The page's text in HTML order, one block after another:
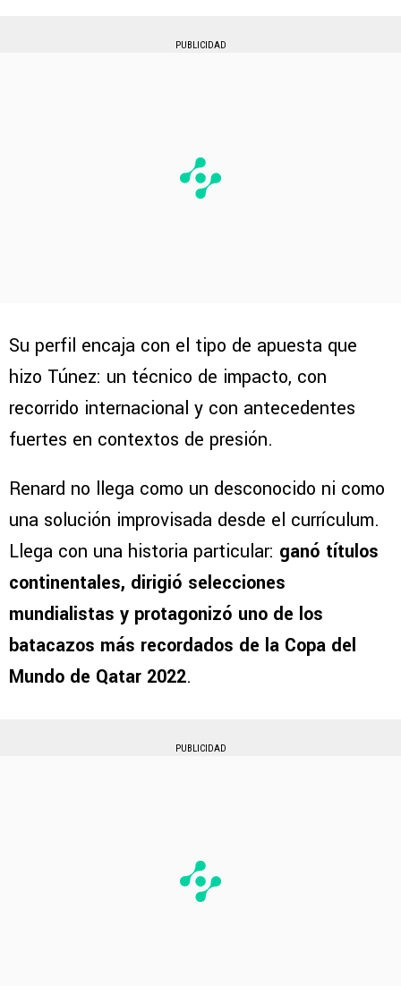
PUBLICIDAD
Su perfil encaja con el tipo de apuesta que
hizo Túnez: un técnico de impacto, con
recorrido internacional y con antecedentes
fuertes en contextos de presión.
Renard no llega como un desconocido ni como
una solución improvisada desde el currículum.
Llega con una historia particular: ganó títulos
continentales, dirigió selecciones
mundialistas y protagonizó uno de los
batacazos más recordados de la Copa del
Mundo de Qatar 2022.
PUBLICIDAD